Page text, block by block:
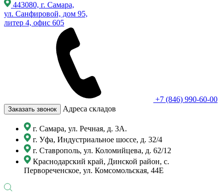
443080, г. Самара,
ул. Санфировой, дом 95,
литер 4, офис 605
+7 (846) 990-60-00
Заказать звонок Адреса складов
г. Самара, ул. Речная, д. 3А.
г. Уфа, Индустриальное шоссе, д. 32/4
г. Ставрополь, ул. Коломийцева, д. 62/12
Краснодарский край, Динской район, с.
Первореченское, ул. Комсомольская, 44Е